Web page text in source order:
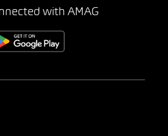
with AMAG